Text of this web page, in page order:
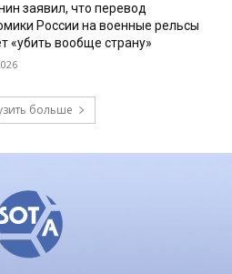
заявил, что перевод
России на военные рельсы
«убить вообще страну»
больше